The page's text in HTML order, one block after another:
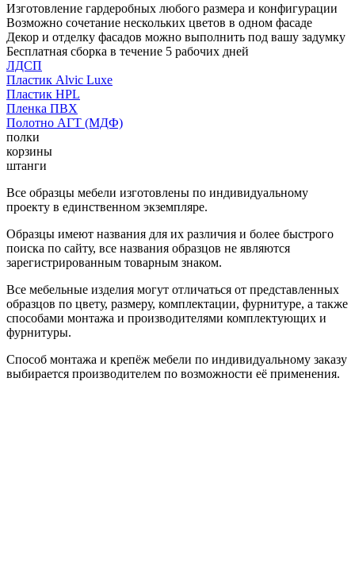
Изготовление гардеробных любого размера и конфигурации
Возможно сочетание нескольких цветов в одном фасаде
Декор и отделку фасадов можно выполнить под вашу задумку
Бесплатная сборка в течение 5 рабочих дней
ЛДСП
Пластик Alvic Luxe
Пластик HPL
Пленка ПВХ
Полотно АГТ (МДФ)
полки
корзины
штанги
Все образцы мебели изготовлены по индивидуальному
проекту в единственном экземпляре.
Образцы имеют названия для их различия и более быстрого
поиска по сайту, все названия образцов не являются
зарегистрированным товарным знаком.
Все мебельные изделия могут отличаться от представленных
образцов по цвету, размеру, комплектации, фурнитуре, а также
способами монтажа и производителями комплектующих и
фурнитуры.
Способ монтажа и крепёж мебели по индивидуальному заказу
выбирается производителем по возможности её применения.